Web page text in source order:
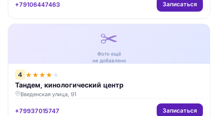
+79106447463 Записаться
✂️
Фото ещё
не добавлено
4 ★★★★ ★
Тандем, кинологический центр
Введенская улица, 91
+79937015747 Записаться